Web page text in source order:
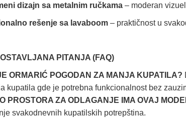
dizajn sa metalnim ručkama– moderan
rešenje sa lavaboom– praktičnost u
PITANJA (FAQ)
ORMARIĆ POGODAN ZA MANJA KUPATILA?
kupatila gde je potrebna funkcionalnost bez
PROSTORA ZA ODLAGANJE IMA OVAJ
svakodnevnih kupatilskih potrepština.